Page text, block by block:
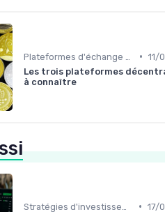
• 11/
Les trois plateformes
à connaître
• 17/